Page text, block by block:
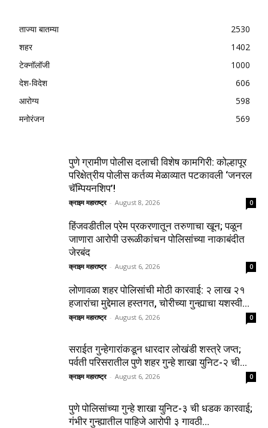
ताज्या बातम्या
2530
शहर
1402
टेक्नॉलॉजी
1000
देश-विदेश
606
आरोग्य
598
मनोरंजन
569
पुणे ग्रामीण पोलीस दलाची विशेष कामगिरी: कोल्हापूर
परिक्षेत्रीय पोलीस कर्तव्य मेळाव्यात पटकावली ‘जनरल
चॅम्पियनशिप’!
क्राइम महाराष्ट्र - August 8, 2026 0
हिंजवडीतील प्रेम प्रकरणातून तरुणाचा खून; पळून
जाणारा आरोपी उरूळीकांचन पोलिसांच्या नाकाबंदीत
जेरबंद
क्राइम महाराष्ट्र - August 6, 2026 0
लोणावळा शहर पोलिसांची मोठी कारवाई: २ लाख २१
हजारांचा मुद्देमाल हस्तगत, चोरीच्या गुन्ह्याचा यशस्वी...
क्राइम महाराष्ट्र - August 6, 2026 0
सराईत गुन्हेगारांकडून धारदार लोखंडी शस्त्रे जप्त;
पर्वती परिसरातील पुणे शहर गुन्हे शाखा युनिट-२ ची...
क्राइम महाराष्ट्र - August 6, 2026 0
पुणे पोलिसांच्या गुन्हे शाखा युनिट-३ ची धडक कारवाई;
गंभीर गुन्ह्यातील पाहिजे आरोपी ३ गावठी...